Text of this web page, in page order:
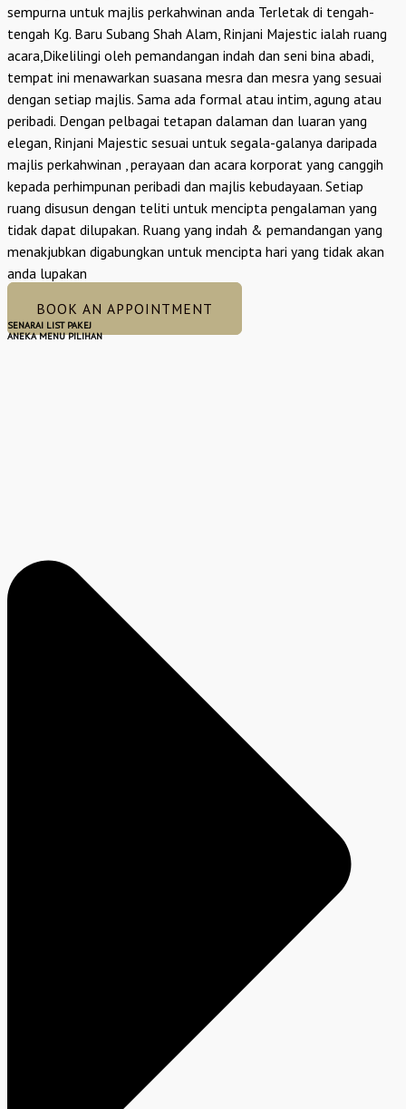
sempurna untuk majlis perkahwinan anda Terletak di tengah-
tengah Kg. Baru Subang Shah Alam, Rinjani Majestic ialah ruang
acara,Dikelilingi oleh pemandangan indah dan seni bina abadi,
tempat ini menawarkan suasana mesra dan mesra yang sesuai
dengan setiap majlis. Sama ada formal atau intim, agung atau
peribadi. Dengan pelbagai tetapan dalaman dan luaran yang
elegan, Rinjani Majestic sesuai untuk segala-galanya daripada
majlis perkahwinan , perayaan dan acara korporat yang canggih
kepada perhimpunan peribadi dan majlis kebudayaan. Setiap
ruang disusun dengan teliti untuk mencipta pengalaman yang
tidak dapat dilupakan. Ruang yang indah & pemandangan yang
menakjubkan digabungkan untuk mencipta hari yang tidak akan
anda lupakan
BOOK AN APPOINTMENT
SENARAI LIST PAKEJ
ANEKA MENU PILIHAN